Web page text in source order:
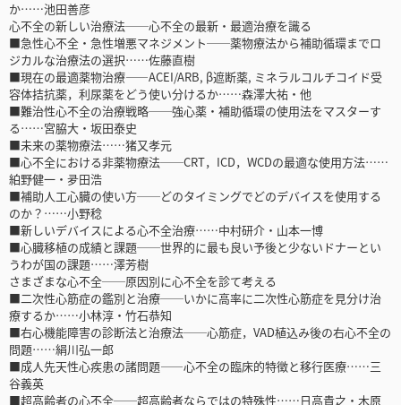
か……池田善彦
心不全の新しい治療法──心不全の最新・最適治療を識る
■急性心不全・急性増悪マネジメント──薬物療法から補助循環までロ
ジカルな治療法の選択……佐藤直樹
■現在の最適薬物治療――ACEI/ARB, β遮断薬, ミネラルコルチコイド受
容体拮抗薬，利尿薬をどう使い分けるか……森澤大祐・他
■難治性心不全の治療戦略──強心薬・補助循環の使用法をマスターす
る……宮脇大・坂田泰史
■未来の薬物療法……猪又孝元
■心不全における非薬物療法──CRT，ICD，WCDの最適な使用方法……
絈野健一・夛田浩
■補助人工心臓の使い方──どのタイミングでどのデバイスを使用する
のか？……小野稔
■新しいデバイスによる心不全治療……中村研介・山本一博
■心臓移植の成績と課題──世界的に最も良い予後と少ないドナーとい
うわが国の課題……澤芳樹
さまざまな心不全──原因別に心不全を診て考える
■二次性心筋症の鑑別と治療──いかに高率に二次性心筋症を見分け治
療するか……小林淳・竹石恭知
■右心機能障害の診断法と治療法──心筋症，VAD植込み後の右心不全の
問題……絹川弘一郎
■成人先天性心疾患の諸問題――心不全の臨床的特徴と移行医療……三
谷義英
■超高齢者の心不全──超高齢者ならではの特殊性……日高貴之・木原